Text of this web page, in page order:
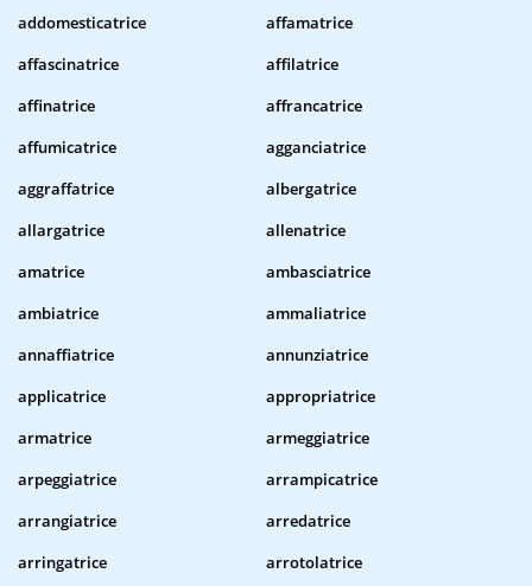
addomesticatrice
affamatrice
affascinatrice
affilatrice
affinatrice
affrancatrice
affumicatrice
agganciatrice
aggraffatrice
albergatrice
allargatrice
allenatrice
amatrice
ambasciatrice
ambiatrice
ammaliatrice
annaffiatrice
annunziatrice
applicatrice
appropriatrice
armatrice
armeggiatrice
arpeggiatrice
arrampicatrice
arrangiatrice
arredatrice
arringatrice
arrotolatrice